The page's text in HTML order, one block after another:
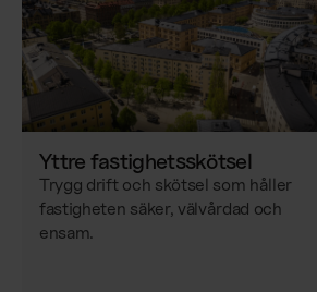
Yttre fastighetsskötsel
Trygg drift och skötsel som håller
fastigheten säker, välvårdad och
ensam.